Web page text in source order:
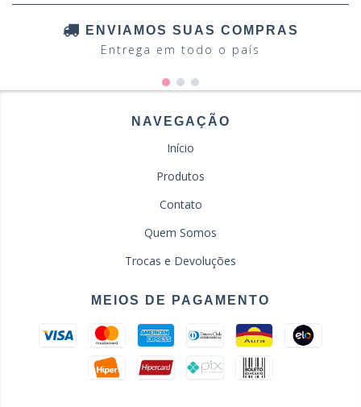
ENVIAMOS SUAS COMPRAS
Entrega em todo o país
NAVEGAÇÃO
Início
Produtos
Contato
Quem Somos
Trocas e Devoluções
MEIOS DE PAGAMENTO